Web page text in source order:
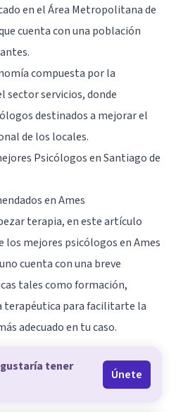
en el Área Metropolitana de
cuenta con una población
compuesta por la
sector servicios, donde
destinados a mejorar el
de los locales.
Psicólogos en Santiago de
en Ames
terapia, en este artículo
los mejores psicólogos en Ames
cuenta con una breve
tales como formación,
terapéutica para facilitarte la
adecuado en tu caso.
tener
Únete